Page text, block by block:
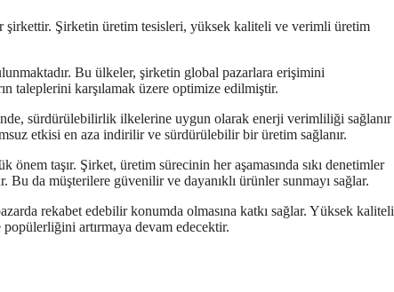
Şirketin üretim tesisleri, yüksek kaliteli ve verimli üretim
Bu ülkeler, şirketin global pazarlara erişimini
taleplerini karşılamak üzere optimize edilmiştir.
sürdürülebilirlik ilkelerine uygun olarak enerji verimliliği sağlanır
etkisi en aza indirilir ve sürdürülebilir bir üretim sağlanır.
taşır. Şirket, üretim sürecinin her aşamasında sıkı denetimler
da müşterilere güvenilir ve dayanıklı ürünler sunmayı sağlar.
rekabet edebilir konumda olmasına katkı sağlar. Yüksek kaliteli
artırmaya devam edecektir.